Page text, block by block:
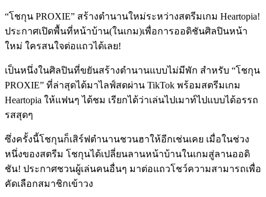
“โชกุน PROXIE” สร้างตำนานใหม่ระหว่างสตรีมเกม Heartopia!
ประกาศเปิดพื้นที่หน้าบ้าน(ในเกม)เพื่อการออดิชันศิลปินหน้า
ใหม่ ใครสนใจต่อแถวได้เลย!
เป็นหนึ่งในศิลปินที่ขยันสร้างตำนานแบบไม่มีพัก สำหรับ “โชกุน
PROXIE” ที่ล่าสุดได้มาไลฟ์สดผ่าน TikTok พร้อมสตรีมเกม
Heartopia ให้แฟนๆ ได้ชม เรียกได้ว่าเล่นไปเมาท์ไปแบบได้อรรถ
รสสุดๆ
ซึ่งครั้งนี้โชกุนก็เสิร์ฟตำนานชวนฮาให้อีกเช่นเคย เมื่อในช่วง
หนึ่งของสตรีม โชกุนได้เปลี่ยนลานหน้าบ้านในเกมสู่ลานออดิ
ชัน! ประกาศชวนผู้เล่นคนอื่นๆ มาต่อแถวโชว์ความสามารถเพื่อ
คัดเลือกสมาชิกเข้าวง